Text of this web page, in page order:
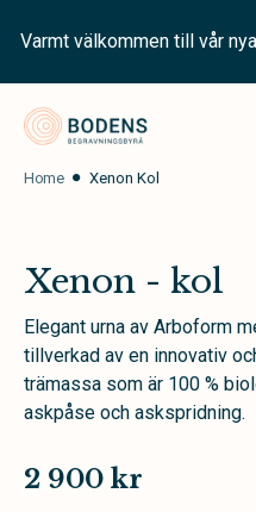
Varmt välkommen till vår
Bodens
Home Xenon Kol
Xenon - kol
Elegant urna av Arboform
tillverkad av en innovativ
trämassa som är 100 %
askpåse och askspridning.
2 900 kr